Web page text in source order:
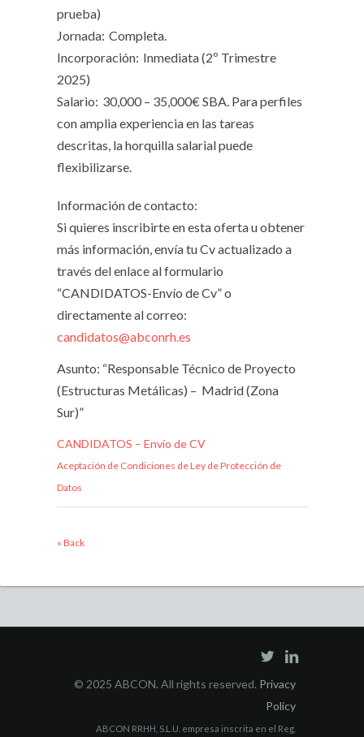
prueba)
Jornada: Completa.
Incorporación: Inmediata (2º Trimestre
2025)
Salario: 30,000 – 35,000€ SBA. Para perfiles
con amplia experiencia en las tareas
descritas, la horquilla salarial puede
flexibilizarse.
Información de contacto:
Si quieres inscribirte en esta oferta u obtener
más información, envía tu Cv actualizado a
través del enlace al formulario
“CANDIDATOS-Envío de Cv” o
directamente al correo:
candidatos@abconrh.es
Asunto: “Responsable Técnico de Proyecto
(Estructuras Metálicas) – Madrid (Zona
Sur)”
CANDIDATOS – Envío de CV
Aceptación de Condiciones de Ley de Protección de
Datos
« Back
© 2025 ABCON. All rights reserved. Privacy
Policy
ABCON RRHH, S.L.U. empresa inscrita en el Reg.